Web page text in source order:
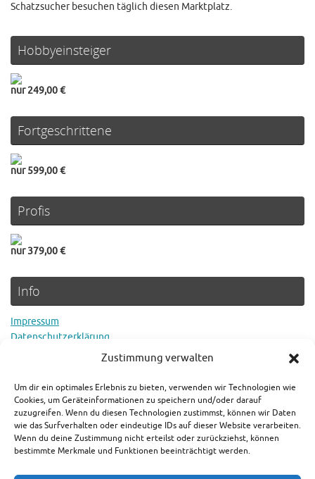
Zustimmung verwalten
Um dir ein optimales Erlebnis zu bieten, verwenden wir Technologien wie
Cookies, um Geräteinformationen zu speichern und/oder darauf
zuzugreifen. Wenn du diesen Technologien zustimmst, können wir Daten
wie das Surfverhalten oder eindeutige IDs auf dieser Website verarbeiten.
Wenn du deine Zustimmung nicht erteilst oder zurückziehst, können
bestimmte Merkmale und Funktionen beeinträchtigt werden.
Schatzsucher besuchen täglich diesen Marktplatz.
Hobbyeinsteiger
nur 249,00 €
Fortgeschrittene
nur 599,00 €
Profis
nur 379,00 €
Info
Impressum
Datenschutzerklärung
Rechtlicher Hinweis
Es gilt der aktuelle Preis in den jeweiligen Shops. Als Amazon-
Partner verdienen wir an qualifizierten Verkäufen.